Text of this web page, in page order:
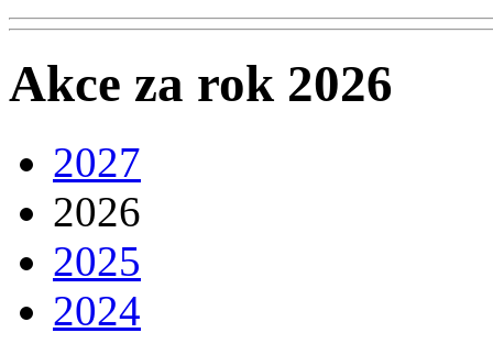
Akce za rok 2026
2027
2026
2025
2024